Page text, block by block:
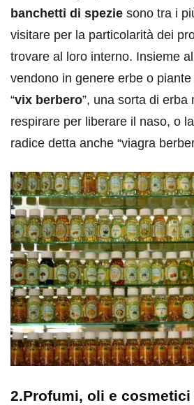
banchetti di spezie sono tra i
visitare per la particolarità dei
trovare al loro interno. Insieme
vendono in genere erbe o piante
“vix berbero”, una sorta di erba
respirare per liberare il naso, o
radice detta anche “viagra
2.Profumi, oli e